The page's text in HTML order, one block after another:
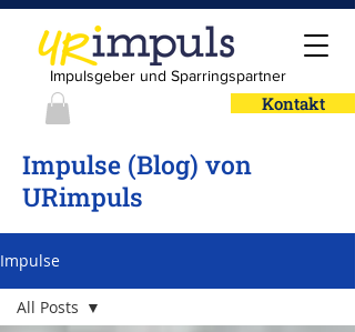
Impulsgeber und Sparringspartner
Kontakt
Impulse (Blog) von
URimpuls
Impulse
All Posts